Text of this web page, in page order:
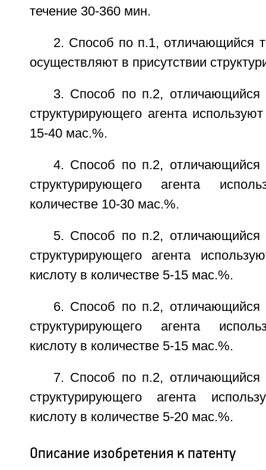
течение 30-360 мин.
2. Способ по п.1, отличающийся
осуществляют в присутствии
3. Способ по п.2, отличающийся
структурирующего агента
15-40 мас.%.
4. Способ по п.2, отличающийся
структурирующего агента
количестве 10-30 мас.%.
5. Способ по п.2, отличающийся
структурирующего агента
кислоту в количестве 5-15 мас.%.
6. Способ по п.2, отличающийся
структурирующего агента
кислоту в количестве 5-15 мас.%.
7. Способ по п.2, отличающийся
структурирующего агента
кислоту в количестве 5-20 мас.%.
Описание изобретения к патенту